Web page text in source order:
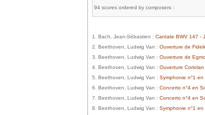
94 scores ordered by composers :
1. Bach, Jean-Sébastien : Cantate BWV 147 -
2. Beethoven, Ludwig Van : Ouverture de
3. Beethoven, Ludwig Van : Ouverture de
4. Beethoven, Ludwig Van : Ouverture
5. Beethoven, Ludwig Van : Symphonie n°1
6. Beethoven, Ludwig Van : Concerto n°4 en
7. Beethoven, Ludwig Van : Concerto n°4 en
8. Beethoven, Ludwig Van : Symphonie n°1